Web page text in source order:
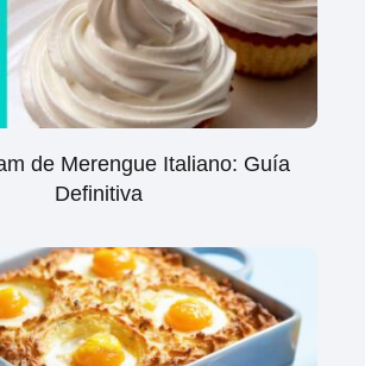
de Merengue Italiano: Guía
Definitiva